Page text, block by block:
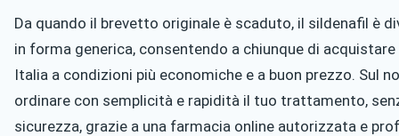
Da quando il brevetto originale è scaduto, il sildenafil è
in forma generica, consentendo a chiunque di
Italia a condizioni più economiche e a buon prezzo. Sul
ordinare con semplicità e rapidità il tuo trattamento,
sicurezza, grazie a una farmacia online autorizzata e